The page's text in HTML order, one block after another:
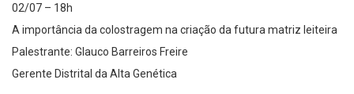
02/07 – 18h
A importância da colostragem na criação da futura matriz leiteira
Palestrante: Glauco Barreiros Freire
Gerente Distrital da Alta Genética